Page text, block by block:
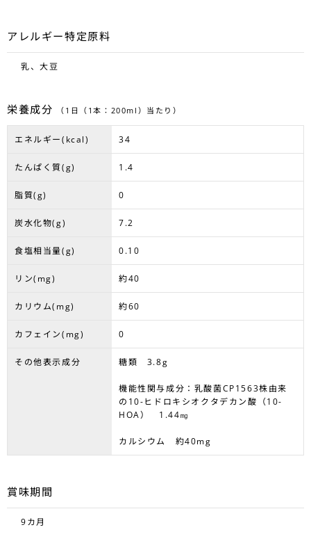
アレルギー特定原料
乳、大豆
栄養成分 （1日（1本：200ml）当たり）
エネルギー(kcal) 34
たんぱく質(g) 1.4
脂質(g) 0
炭水化物(g) 7.2
食塩相当量(g) 0.10
リン(mg) 約40
カリウム(mg) 約60
カフェイン(mg) 0
その他表示成分 糖類 3.8g
機能性関与成分：乳酸菌CP1563株由来
の10-ヒドロキシオクタデカン酸（10-
HOA） 1.44㎎
カルシウム 約40mg
賞味期間
9カ月